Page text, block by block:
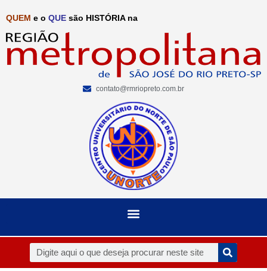
QUEM e o QUE são HISTÓRIA na
contato@rmriopreto.com.br